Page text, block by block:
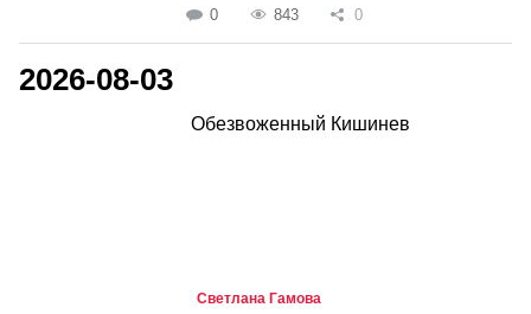
0 843 0
2026-08-03
Обезвоженный Кишинев
Светлана Гамова